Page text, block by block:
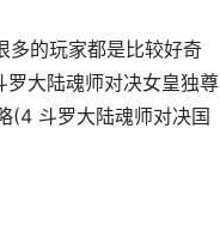
多的玩家都是比较好奇
罗大陆魂师对决女皇独尊
(4 斗罗大陆魂师对决国